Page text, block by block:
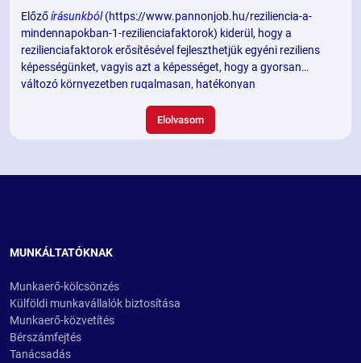
Előzőírásunkból (https://www.pannonjob.hu/reziliencia-a-
mindennapokban-1-rezilienciafaktorok) kiderül, hogy a
rezilienciafaktorok erősítésével fejleszthetjük egyéni reziliens
képességünket, vagyis azt a képességet, hogy a gyorsan
változó környezetben rugalmasan, hatékonyan
tovább lendüljünk egy nehéz helyzeten. De hogyan lehet egy
Elolvasom
MUNKÁLTATÓKNAK
Munkaerő-kölcsönzés
Külföldi munkavállalók biztosítása
Munkaerő-közvetítés
Bérszámfejtés
Tanácsadás